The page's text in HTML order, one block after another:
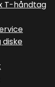
T-håndtag
diske